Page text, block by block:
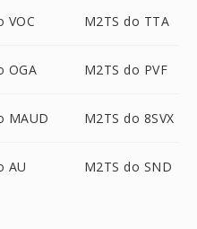
VOC M2TS do TTA
OGA M2TS do PVF
MAUD M2TS do 8SVX
AU M2TS do SND